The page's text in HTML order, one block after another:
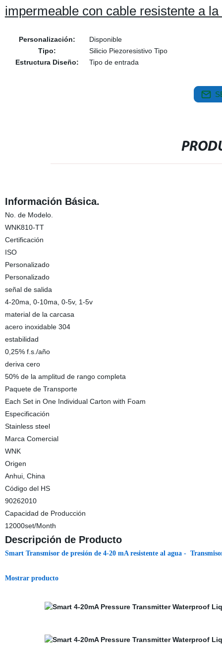
impermeable con cable resistente a
Personalización:
Disponible
Tipo:
Silicio Piezoresistivo Tipo
Estructura Diseño:
Tipo de entrada
Información Básica.
No. de Modelo.
WNK810-TT
Certificación
ISO
Personalizado
Personalizado
señal de salida
4-20ma, 0-10ma, 0-5v, 1-5v
material de la carcasa
acero inoxidable 304
estabilidad
0,25% f.s./año
deriva cero
50% de la amplitud de rango completa
Paquete de Transporte
Each Set in One Individual Carton with Foam
Especificación
Stainless steel
Marca Comercial
WNK
Origen
Anhui, China
Código del HS
90262010
Capacidad de Producción
12000set/Month
Descripción de Producto
Smart Transmisor de presión de 4-20 mA resistente al agua -
Mostrar producto